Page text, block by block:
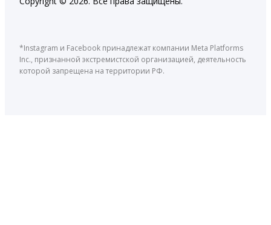
*Instagram и Facebook принадлежат компании Meta Platforms
Inc., признанной экстремистской организацией, деятельность
которой запрещена на территории РФ.